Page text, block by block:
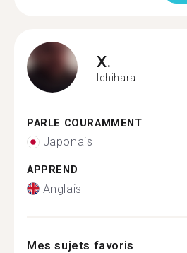
X.
Ichihara
PARLE COURAMMENT
Japonais
APPREND
Anglais
Mes sujets favoris